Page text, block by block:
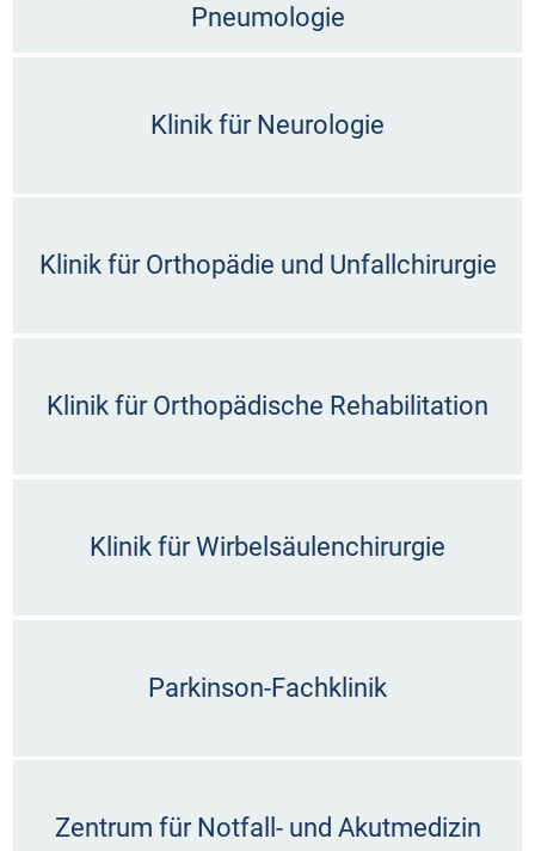
Pneumologie
Klinik für Neurologie
Klinik für Orthopädie und Unfallchirurgie
Klinik für Orthopädische Rehabilitation
Klinik für Wirbelsäulenchirurgie
Parkinson-Fachklinik
Zentrum für Notfall- und Akutmedizin